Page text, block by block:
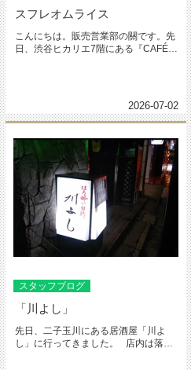
スフレオムライス
こんにちは。販売営業部の關です。先
日、渋谷ヒカリエ7階にある『CAFÉ
2026-07-02
スタッフブログ
「川よし」
先日、二子玉川にある居酒屋「川よ
し」に行ってきました。 店内は落ち